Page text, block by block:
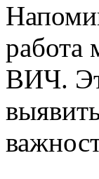
работа
ВИЧ.